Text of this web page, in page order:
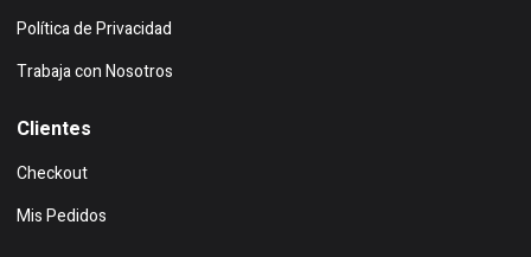
Política de Privacidad
Trabaja con Nosotros
Clientes
Checkout
Mis Pedidos